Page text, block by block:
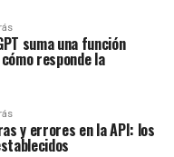
suma una función
responde la
y errores en la API: los